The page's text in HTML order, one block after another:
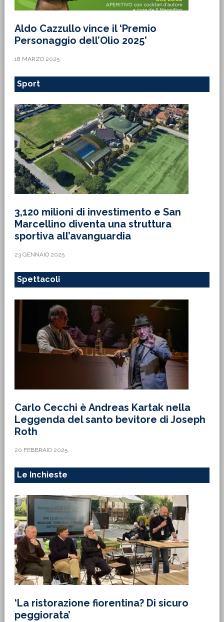
Aldo Cazzullo vince il ‘Premio
Personaggio dell’Olio 2025’
18 MARZO 2025
Sport
3,120 milioni di investimento e San
Marcellino diventa una struttura
sportiva all’avanguardia
23 GENNAIO 2025
Spettacoli
Carlo Cecchi è Andreas Kartak nella
Leggenda del santo bevitore di Joseph
Roth
20 FEBBRAIO 2025
Le Inchieste
‘La ristorazione fiorentina? Di sicuro
peggiorata’